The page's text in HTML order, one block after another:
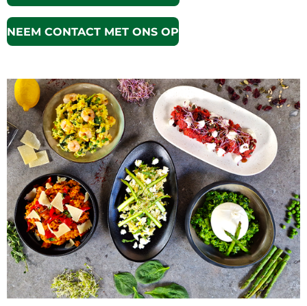
NEEM CONTACT MET ONS OP